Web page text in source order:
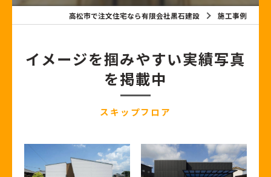
高松市で注文住宅なら有限会社黒石建設 施工事例
イメージを掴みやすい実績写真
を掲載中
スキップフロア